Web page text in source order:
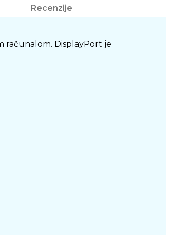
Recenzije
računalom. DisplayPort je